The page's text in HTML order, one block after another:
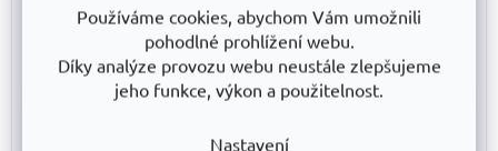
Používáme cookies, abychom Vám umožnili
pohodlné prohlížení webu.
Díky analýze provozu webu neustále zlepšujeme
jeho funkce, výkon a použitelnost.
Nastavení
S TRESTLESsi pořizujete nejenspolehlivý regál, ale i
záruku kvality a dlouhodobé dostupnosti produktů
Nakupujete pro firmu nebo
potřebujete větší množství?